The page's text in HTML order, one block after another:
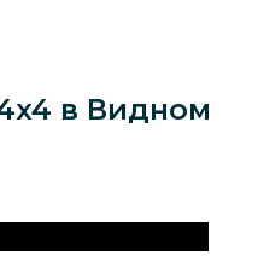
в Видном